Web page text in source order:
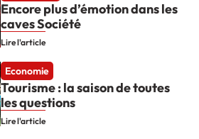
Encore plus d’émotion dans les
caves Société
Lire l'article
Economie
Tourisme : la saison de toutes
les questions
Lire l'article